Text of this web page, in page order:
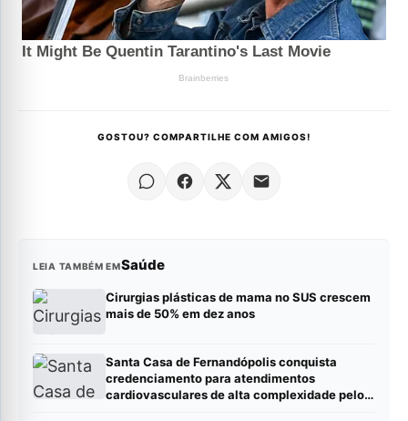
GOSTOU? COMPARTILHE COM AMIGOS!
LEIA TAMBÉM EMSaúde
Cirurgias plásticas de mama no SUS crescem
mais de 50% em dez anos
Santa Casa de Fernandópolis conquista
credenciamento para atendimentos
cardiovasculares de alta complexidade pelo